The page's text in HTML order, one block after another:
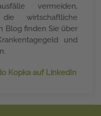
vermeiden,
wirtschaftliche
Blog finden Sie über
und
Kopka auf LinkedIn